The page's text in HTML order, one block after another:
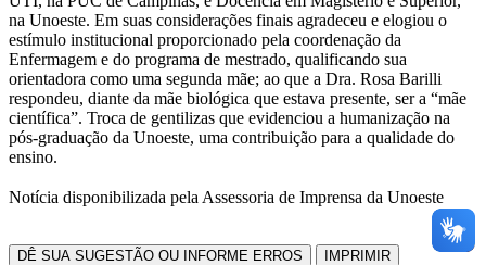
na Unoeste. Em suas considerações finais agradeceu e elogiou o
estímulo institucional proporcionado pela coordenação da
Enfermagem e do programa de mestrado, qualificando sua
orientadora como uma segunda mãe; ao que a Dra. Rosa Barilli
respondeu, diante da mãe biológica que estava presente, ser a “mãe
científica”. Troca de gentilizas que evidenciou a humanização na
pós-graduação da Unoeste, uma contribuição para a qualidade do
ensino.
Notícia disponibilizada pela Assessoria de Imprensa da Unoeste
DÊ SUA SUGESTÃO OU INFORME ERROS IMPRIMIR